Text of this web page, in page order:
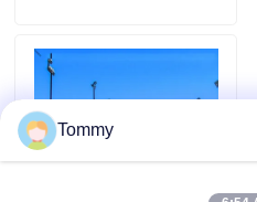
Ειδήσεις
Υποθέσεις
Ζητήστε μια προσφορά
Tommy